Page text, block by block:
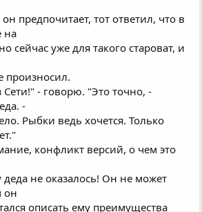
предпочитает, тот ответил, что в
на
сейчас уже для такого староват, и
произносил.
Сети!" - говорю. "Это точно, -
-
Рыбки ведь хочется. Только
конфликт версий, о чем это
не оказалось! Он не может
он
описать ему преимущества